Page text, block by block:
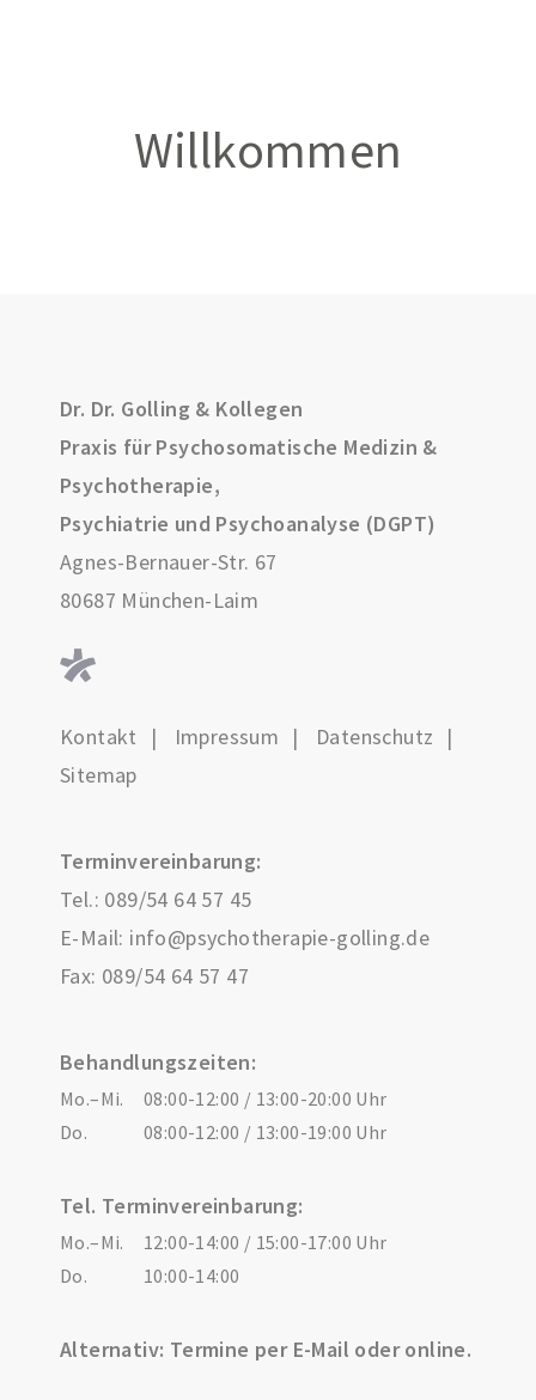
Willkommen
Dr. Dr. Golling & Kollegen
Praxis für Psychosomatische Medizin &
Psychotherapie,
Psychiatrie und Psychoanalyse (DGPT)
Agnes-Bernauer-Str. 67
80687 München-Laim
Kontakt Impressum
Datenschutz
Sitemap
Terminvereinbarung:
Tel.: 089/54 64 57 45
E-Mail: info@psychotherapie-golling.de
Fax: 089/54 64 57 47
Behandlungszeiten:
Mo.–Mi.
08:00-12:00 / 13:00-20:00 Uhr
Do.
08:00-12:00 / 13:00-19:00 Uhr
Tel. Terminvereinbarung:
Mo.–Mi.
12:00-14:00 / 15:00-17:00 Uhr
Do.
10:00-14:00
Alternativ: Termine per E-Mail oder online.